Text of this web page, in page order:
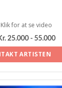
Klik for at se video
25.000 - 55.000
ARTISTEN